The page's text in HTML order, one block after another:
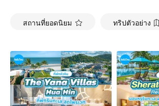
สถานที่ยอดนิยม ทริปตัวอย่าง